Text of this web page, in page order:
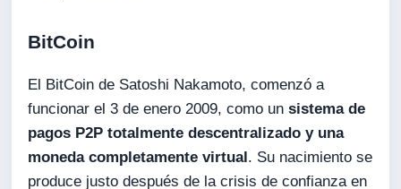
BitCoin
El BitCoin de Satoshi Nakamoto, comenzó a
funcionar el 3 de enero 2009, como unsistema de
pagos P2P totalmente descentralizado y una
moneda completamente virtual . Su nacimiento se
produce justo después de la crisis de confianza en